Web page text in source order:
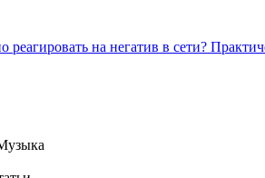
на негатив в сети?